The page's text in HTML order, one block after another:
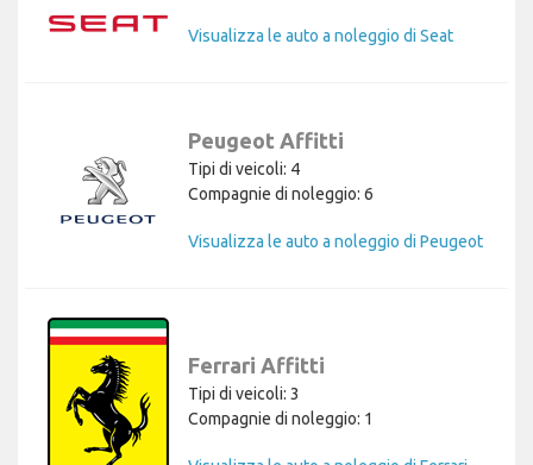
Visualizza le auto a noleggio di Seat
Peugeot Affitti
Tipi di veicoli: 4
Compagnie di noleggio: 6
Visualizza le auto a noleggio di Peugeot
Ferrari Affitti
Tipi di veicoli: 3
Compagnie di noleggio: 1